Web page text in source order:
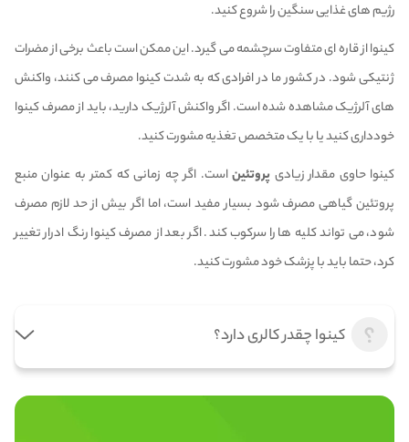
رژیم های غذایی سنگین را شروع کنید.
کینوا از قاره ای متفاوت سرچشمه می گیرد. این ممکن است باعث برخی از مضرات
ژنتیکی شود. در کشور ما در افرادی که به شدت کینوا مصرف می کنند، واکنش
های آلرژیک مشاهده شده است. اگر واکنش آلرژیک دارید، باید از مصرف کینوا
خودداری کنید یا با یک متخصص تغذیه مشورت کنید.
کینوا حاوی مقدار زیادی پروتئیناست. اگر چه زمانی که کمتر به عنوان منبع
پروتئین گیاهی مصرف شود بسیار مفید است، اما اگر بیش از حد لازم مصرف
شود، می تواند کلیه ها را سرکوب کند. اگر بعد از مصرف کینوا رنگ ادرار تغییر
کرد، حتما باید با پزشک خود مشورت کنید.
کینوا چقدر کالری دارد؟